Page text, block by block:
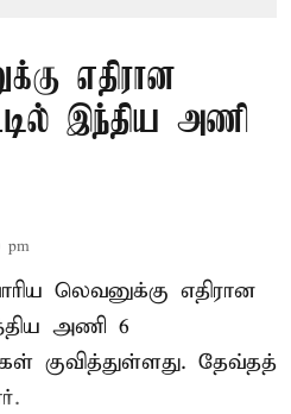
எதிரான
இந்திய அணி
pm
லெவனுக்கு எதிரான
அணி 6
குவித்துள்ளது. தேவ்தத்